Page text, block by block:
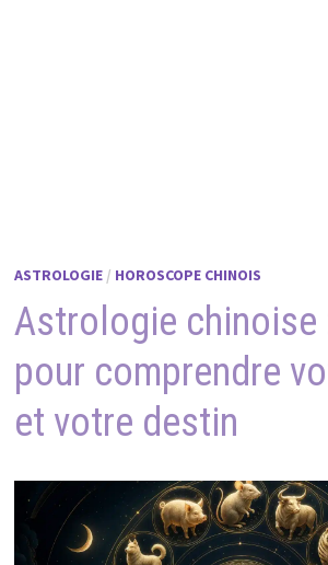
ASTROLOGIE/ HOROSCOPE CHINOIS
Astrologie chinoise
pour comprendre
et votre destin